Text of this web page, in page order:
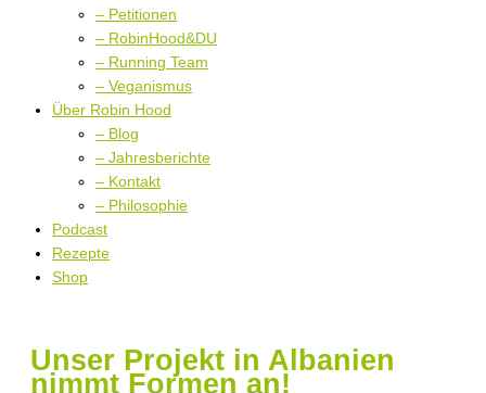
– Petitionen
– RobinHood&DU
– Running Team
– Veganismus
Über Robin Hood
– Blog
– Jahresberichte
– Kontakt
– Philosophie
Podcast
Rezepte
Shop
Unser Projekt in Albanien
nimmt Formen an!